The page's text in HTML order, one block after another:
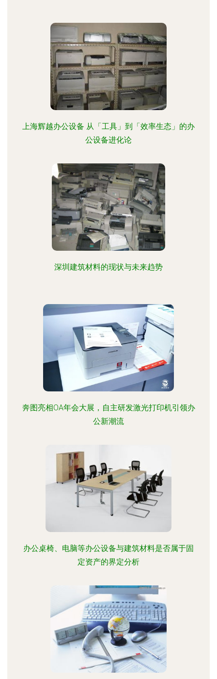
上海辉越办公设备 从「工具」到「效率生态」的办
公设备进化论
深圳建筑材料的现状与未来趋势
奔图亮相OA年会大展，自主研发激光打印机引领办
公新潮流
办公桌椅、电脑等办公设备与建筑材料是否属于固
定资产的界定分析